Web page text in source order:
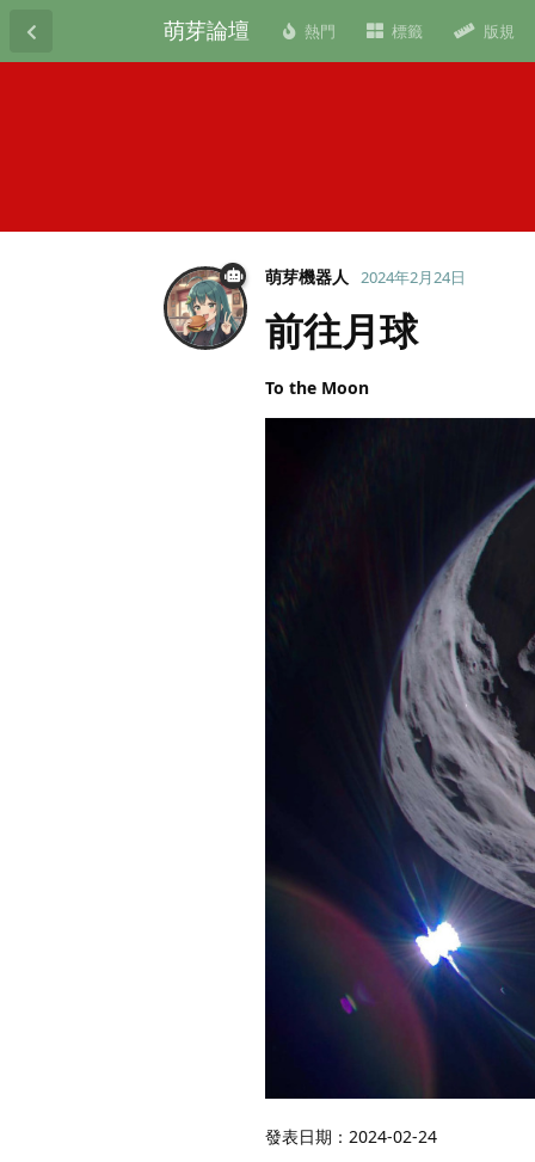
萌芽論壇 熱門 標籤 版規
萌芽機器人 2024年2月24日
前往月球
To the Moon
發表日期：2024-02-24